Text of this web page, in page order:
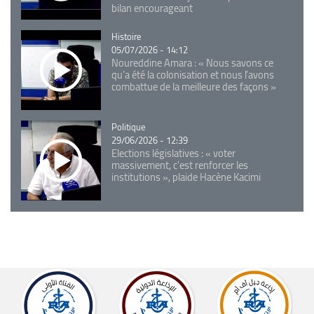
bilan encourageant
Catégorie
Histoire
05/07/2026 - 14:12
Noureddine Amara : « Nous savons ce
qu’a été la colonisation et nous l’avons
combattue de la meilleure des façons »
Catégorie
Politique
29/06/2026 - 12:39
Elections législatives : « voter
massivement, c'est renforcer les
institutions », plaide Hacène Kacimi